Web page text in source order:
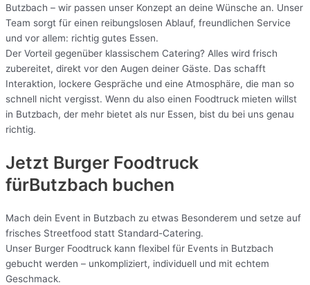
Butzbach – wir passen unser Konzept an deine Wünsche an. Unser
Team sorgt für einen reibungslosen Ablauf, freundlichen Service
und vor allem: richtig gutes Essen.
Der Vorteil gegenüber klassischem Catering? Alles wird frisch
zubereitet, direkt vor den Augen deiner Gäste. Das schafft
Interaktion, lockere Gespräche und eine Atmosphäre, die man so
schnell nicht vergisst. Wenn du also einen Foodtruck mieten willst
in Butzbach, der mehr bietet als nur Essen, bist du bei uns genau
richtig.
Jetzt Burger Foodtruck
fürButzbach buchen
Mach dein Event in Butzbach zu etwas Besonderem und setze auf
frisches Streetfood statt Standard-Catering.
Unser Burger Foodtruck kann flexibel für Events in Butzbach
gebucht werden – unkompliziert, individuell und mit echtem
Geschmack.